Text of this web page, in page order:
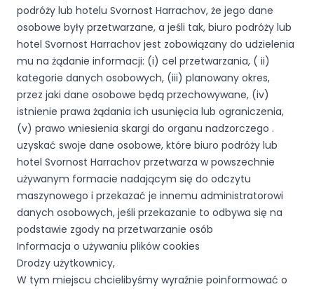
podróży lub hotelu Svornost Harrachov, że jego dane
osobowe były przetwarzane, a jeśli tak, biuro podróży lub
hotel Svornost Harrachov jest zobowiązany do udzielenia
mu na żądanie informacji: (i) cel przetwarzania, ( ii)
kategorie danych osobowych, (iii) planowany okres,
przez jaki dane osobowe będą przechowywane, (iv)
istnienie prawa żądania ich usunięcia lub ograniczenia,
(v) prawo wniesienia skargi do organu nadzorczego .
uzyskać swoje dane osobowe, które biuro podróży lub
hotel Svornost Harrachov przetwarza w powszechnie
używanym formacie nadającym się do odczytu
maszynowego i przekazać je innemu administratorowi
danych osobowych, jeśli przekazanie to odbywa się na
podstawie zgody na przetwarzanie osób
Informacja o używaniu plików cookies
Drodzy użytkownicy,
W tym miejscu chcielibyśmy wyraźnie poinformować o